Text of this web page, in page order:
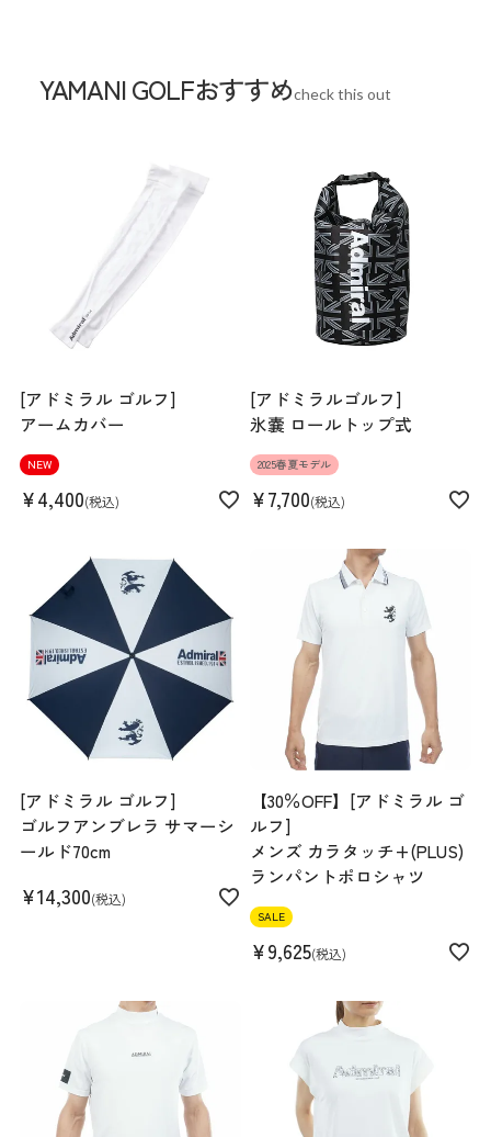
表記は目安となります。
Rise length 24.5cm
Hem width 17cm
Thickness of thigh
100cm
LL 3L
173cm 71kgRecommended
L
Find out more on your body type
スペック
素材
ナイロン85% ポリウレタン15%
YAMANI GOLFおすすめcheck this out
[アドミラル ゴルフ]
アームカバー
NEW
¥4,400 税込
[アドミラルゴルフ]
氷嚢 ロールトップ式
2025春夏モデル
¥7,700 税込
[アドミラル ゴルフ]
ゴルフアンブレラ サマーシ
ールド70cm
¥14,300 税込
【30％OFF】[アドミラル ゴ
ルフ]
メンズ カラタッチ+(PLUS)
ランパントポロシャツ
SALE
¥9,625 税込